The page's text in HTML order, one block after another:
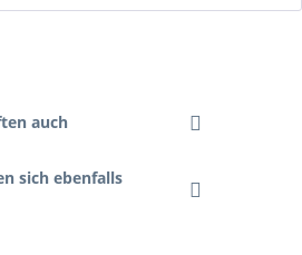
auch
sich ebenfalls